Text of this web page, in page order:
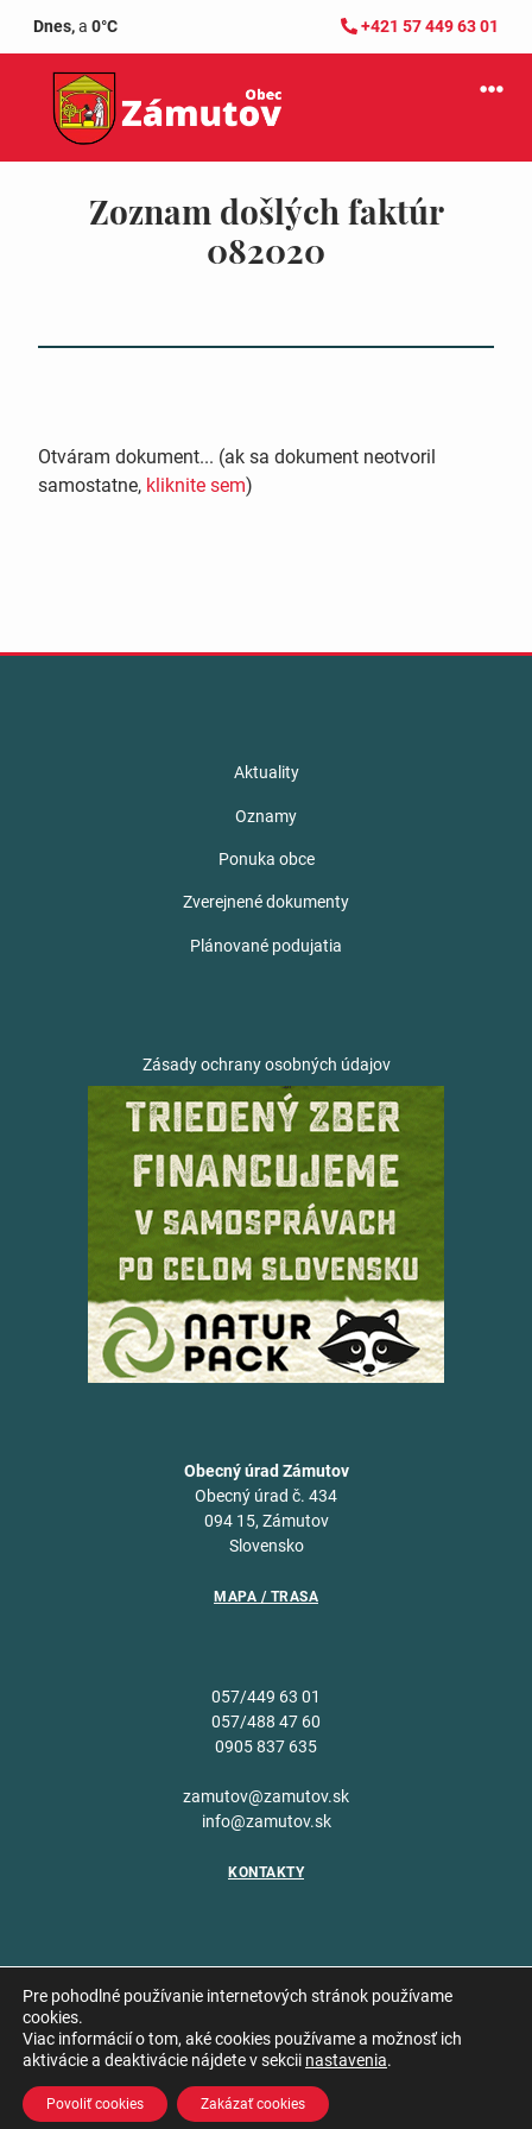
Dnes,a 0°C +421 57 449 63 01
Zoznam došlých faktúr
082020
Otváram dokument... (ak sa dokument neotvoril
samostatne, kliknite sem)
Aktuality
Oznamy
Ponuka obce
Zverejnené dokumenty
Plánované podujatia
Zásady ochrany osobných údajov
Obecný úrad Zámutov
Obecný úrad č. 434
094 15, Zámutov
Slovensko
MAPA / TRASA
057/449 63 01
057/488 47 60
0905 837 635
zamutov@zamutov.sk
info@zamutov.sk
KONTAKTY
Copyright © 2026 Obec
Pre pohodlné používanie internetových stránok používame
cookies.
Viac informácií o tom, aké cookies používame a možnosť ich
aktivácie a deaktivácie nájdete v sekcii nastavenia.
Povoliť cookies Zakázať cookies